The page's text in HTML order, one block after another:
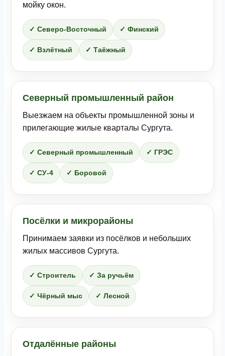
мойку окон.
✓ Северо-Восточный ✓ Финский
✓ Взлётный ✓ Таёжный
Северный промышленный район
Выезжаем на объекты промышленной зоны и
прилегающие жилые кварталы Сургута.
✓ Северный промышленный ✓ ГРЭС
✓ СУ-4 ✓ Боровой
Посёлки и микрорайоны
Принимаем заявки из посёлков и небольших
жилых массивов Сургута.
✓ Строитель ✓ За ручьём
✓ Чёрный мыс ✓ Лесной
Отдалённые районы